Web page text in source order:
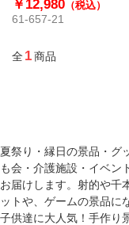
￥12,980 （税込）
61-657-21
全1商品
夏祭り・縁日の景品・グ
も会・介護施設・イベン
お届けします。射的や千
ットや、ゲームの景品に
子供達に大人気！手作り